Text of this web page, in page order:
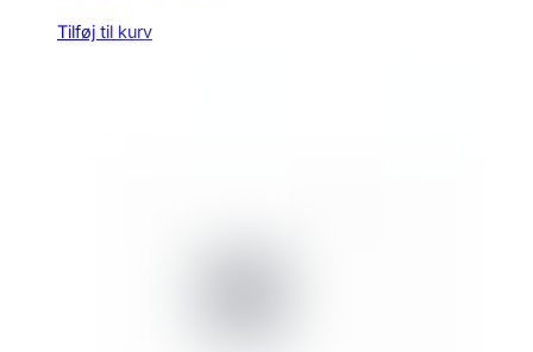
Tilføj til kurv